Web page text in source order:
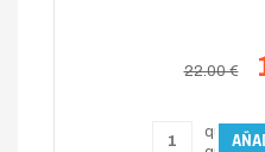
22.00 €